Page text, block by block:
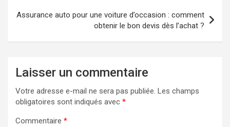
l’article
Assurance auto pour une voiture d’occasion : comment
obtenir le bon devis dès l’achat ?
Laisser un commentaire
Votre adresse e-mail ne sera pas publiée. Les champs
obligatoires sont indiqués avec *
Commentaire *